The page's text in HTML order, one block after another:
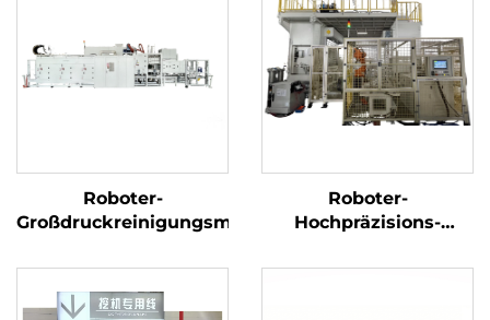
Roboter-
Großdruckreinigungsmaschine
Roboter-
Hochpräzisions-